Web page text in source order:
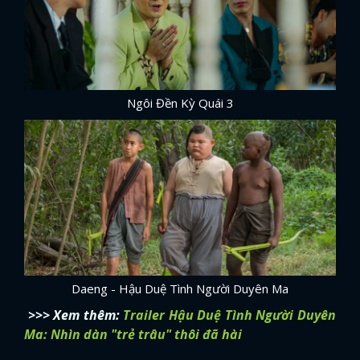
Ngôi Đền Kỳ Quái 3
Daeng - Hậu Duệ Tình Người Duyên Ma
>>> Xem thêm: Trailer Hậu Duệ Tình Người Duyên
Ma: Nhìn dàn "trẻ trâu" thôi đã hài